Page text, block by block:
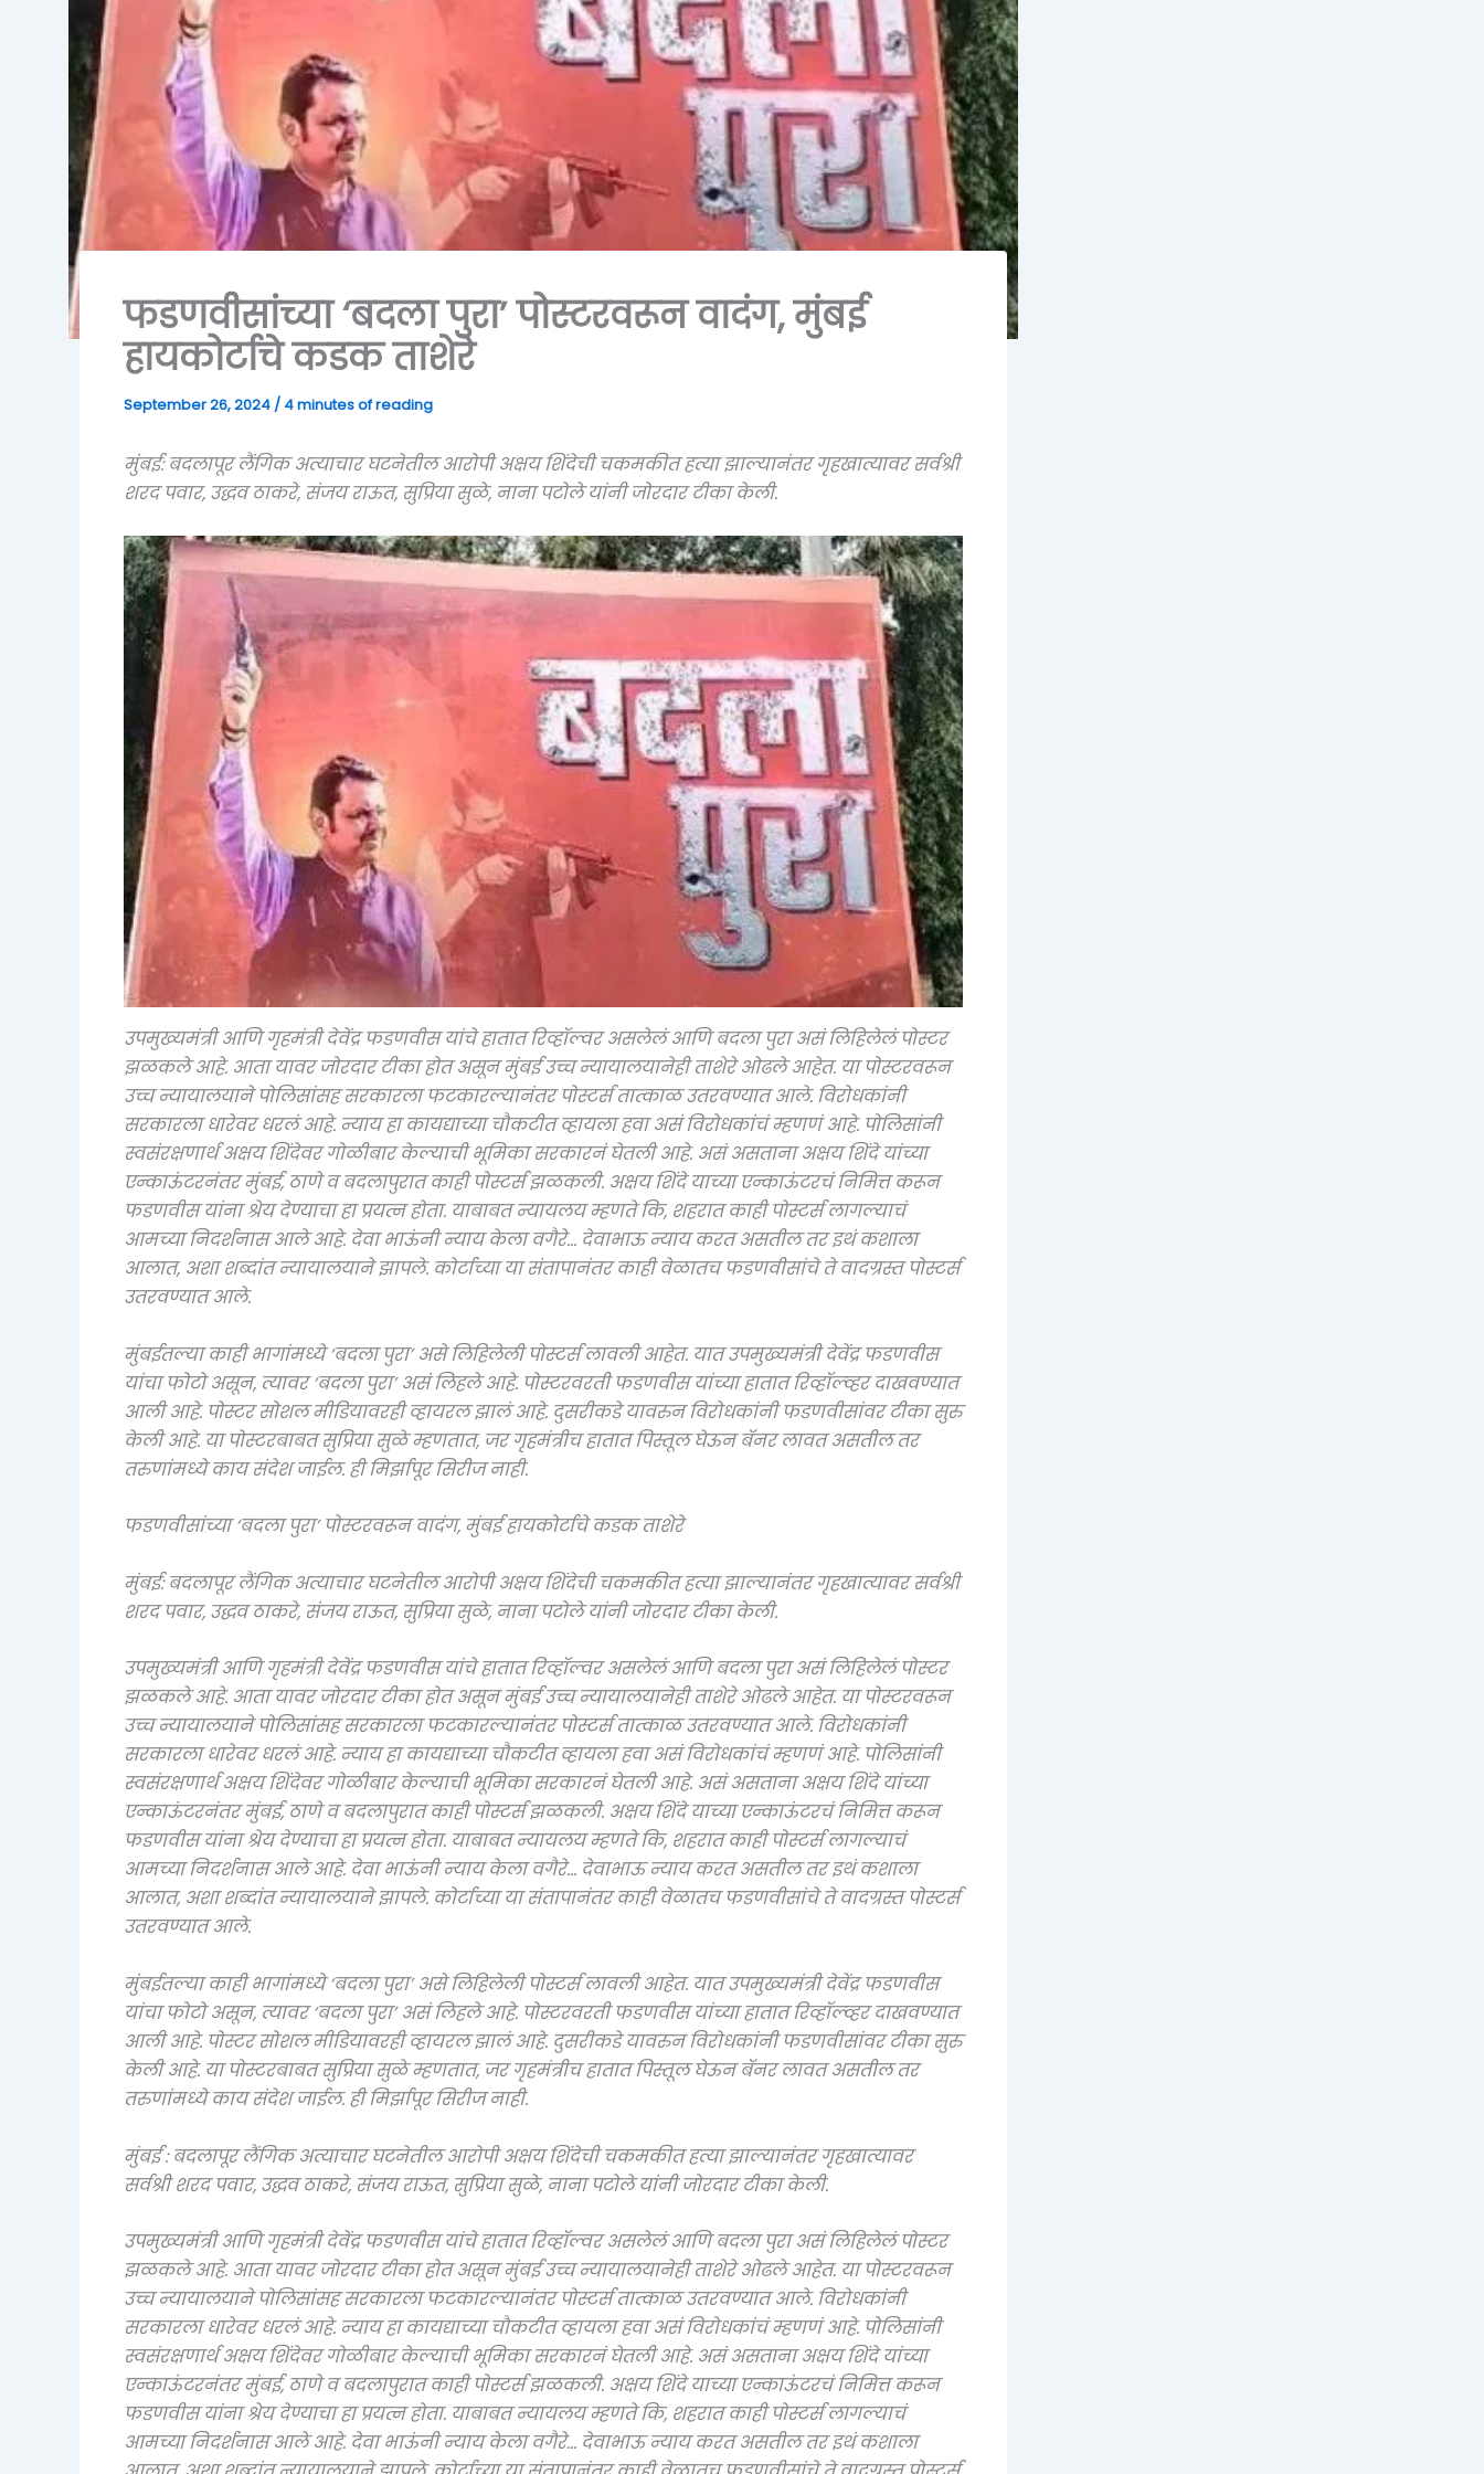
फडणवीसांच्या ‘बदला पुरा’ पोस्टरवरून वादंग, मुंबई
हायकोर्टाचे कडक ताशेरे
September 26, 2024 / 4 minutes of reading
मुंबई: बदलापूर लैंगिक अत्याचार घटनेतील आरोपी अक्षय शिंदेची चकमकीत हत्या झाल्यानंतर गृहखात्यावर सर्वश्री
शरद पवार, उद्धव ठाकरे, संजय राऊत, सुप्रिया सुळे, नाना पटोले यांनी जोरदार टीका केली.
उपमुख्यमंत्री आणि गृहमंत्री देवेंद्र फडणवीस यांचे हातात रिव्हॉल्वर असलेलं आणि बदला पुरा असं लिहिलेलं पोस्टर
झळकले आहे. आता यावर जोरदार टीका होत असून मुंबई उच्च न्यायालयानेही ताशेरे ओढले आहेत. या पोस्टरवरून
उच्च न्यायालयाने पोलिसांसह सरकारला फटकारल्यानंतर पोस्टर्स तात्काळ उतरवण्यात आले. विरोधकांनी
सरकारला धारेवर धरलं आहे. न्याय हा कायद्याच्या चौकटीत व्हायला हवा असं विरोधकांचं म्हणणं आहे. पोलिसांनी
स्वसंरक्षणार्थ अक्षय शिंदेवर गोळीबार केल्याची भूमिका सरकारनं घेतली आहे. असं असताना अक्षय शिंदे यांच्या
एन्काऊंटरनंतर मुंबई, ठाणे व बदलापुरात काही पोस्टर्स झळकली. अक्षय शिंदे याच्या एन्काऊंटरचं निमित्त करून
फडणवीस यांना श्रेय देण्याचा हा प्रयत्न होता. याबाबत न्यायलय म्हणते कि, शहरात काही पोस्टर्स लागल्याचं
आमच्या निदर्शनास आले आहे. देवा भाऊंनी न्याय केला वगैरे… देवाभाऊ न्याय करत असतील तर इथं कशाला
आलात, अशा शब्दांत न्यायालयाने झापले. कोर्टाच्या या संतापानंतर काही वेळातच फडणवीसांचे ते वादग्रस्त पोस्टर्स
उतरवण्यात आले.
मुंबईतल्या काही भागांमध्ये ‘बदला पुरा’ असे लिहिलेली पोस्टर्स लावली आहेत. यात उपमुख्यमंत्री देवेंद्र फडणवीस
यांचा फोटो असून, त्यावर ‘बदला पुरा’ असं लिहले आहे. पोस्टरवरती फडणवीस यांच्या हातात रिव्हॉल्व्हर दाखवण्यात
आली आहे. पोस्टर सोशल मीडियावरही व्हायरल झालं आहे. दुसरीकडे यावरुन विरोधकांनी फडणवीसांवर टीका सुरु
केली आहे. या पोस्टरबाबत सुप्रिया सुळे म्हणतात, जर गृहमंत्रीच हातात पिस्तूल घेऊन बॅनर लावत असतील तर
तरुणांमध्ये काय संदेश जाईल. ही मिर्झापूर सिरीज नाही.
फडणवीसांच्या ‘बदला पुरा’ पोस्टरवरून वादंग, मुंबई हायकोर्टाचे कडक ताशेरे
मुंबई: बदलापूर लैंगिक अत्याचार घटनेतील आरोपी अक्षय शिंदेची चकमकीत हत्या झाल्यानंतर गृहखात्यावर सर्वश्री
शरद पवार, उद्धव ठाकरे, संजय राऊत, सुप्रिया सुळे, नाना पटोले यांनी जोरदार टीका केली.
उपमुख्यमंत्री आणि गृहमंत्री देवेंद्र फडणवीस यांचे हातात रिव्हॉल्वर असलेलं आणि बदला पुरा असं लिहिलेलं पोस्टर
झळकले आहे. आता यावर जोरदार टीका होत असून मुंबई उच्च न्यायालयानेही ताशेरे ओढले आहेत. या पोस्टरवरून
उच्च न्यायालयाने पोलिसांसह सरकारला फटकारल्यानंतर पोस्टर्स तात्काळ उतरवण्यात आले. विरोधकांनी
सरकारला धारेवर धरलं आहे. न्याय हा कायद्याच्या चौकटीत व्हायला हवा असं विरोधकांचं म्हणणं आहे. पोलिसांनी
स्वसंरक्षणार्थ अक्षय शिंदेवर गोळीबार केल्याची भूमिका सरकारनं घेतली आहे. असं असताना अक्षय शिंदे यांच्या
एन्काऊंटरनंतर मुंबई, ठाणे व बदलापुरात काही पोस्टर्स झळकली. अक्षय शिंदे याच्या एन्काऊंटरचं निमित्त करून
फडणवीस यांना श्रेय देण्याचा हा प्रयत्न होता. याबाबत न्यायलय म्हणते कि, शहरात काही पोस्टर्स लागल्याचं
आमच्या निदर्शनास आले आहे. देवा भाऊंनी न्याय केला वगैरे… देवाभाऊ न्याय करत असतील तर इथं कशाला
आलात, अशा शब्दांत न्यायालयाने झापले. कोर्टाच्या या संतापानंतर काही वेळातच फडणवीसांचे ते वादग्रस्त पोस्टर्स
उतरवण्यात आले.
मुंबईतल्या काही भागांमध्ये ‘बदला पुरा’ असे लिहिलेली पोस्टर्स लावली आहेत. यात उपमुख्यमंत्री देवेंद्र फडणवीस
यांचा फोटो असून, त्यावर ‘बदला पुरा’ असं लिहले आहे. पोस्टरवरती फडणवीस यांच्या हातात रिव्हॉल्व्हर दाखवण्यात
आली आहे. पोस्टर सोशल मीडियावरही व्हायरल झालं आहे. दुसरीकडे यावरुन विरोधकांनी फडणवीसांवर टीका सुरु
केली आहे. या पोस्टरबाबत सुप्रिया सुळे म्हणतात, जर गृहमंत्रीच हातात पिस्तूल घेऊन बॅनर लावत असतील तर
तरुणांमध्ये काय संदेश जाईल. ही मिर्झापूर सिरीज नाही.
मुंबई : बदलापूर लैंगिक अत्याचार घटनेतील आरोपी अक्षय शिंदेची चकमकीत हत्या झाल्यानंतर गृहखात्यावर
सर्वश्री शरद पवार, उद्धव ठाकरे, संजय राऊत, सुप्रिया सुळे, नाना पटोले यांनी जोरदार टीका केली.
उपमुख्यमंत्री आणि गृहमंत्री देवेंद्र फडणवीस यांचे हातात रिव्हॉल्वर असलेलं आणि बदला पुरा असं लिहिलेलं पोस्टर
झळकले आहे. आता यावर जोरदार टीका होत असून मुंबई उच्च न्यायालयानेही ताशेरे ओढले आहेत. या पोस्टरवरून
उच्च न्यायालयाने पोलिसांसह सरकारला फटकारल्यानंतर पोस्टर्स तात्काळ उतरवण्यात आले. विरोधकांनी
सरकारला धारेवर धरलं आहे. न्याय हा कायद्याच्या चौकटीत व्हायला हवा असं विरोधकांचं म्हणणं आहे. पोलिसांनी
स्वसंरक्षणार्थ अक्षय शिंदेवर गोळीबार केल्याची भूमिका सरकारनं घेतली आहे. असं असताना अक्षय शिंदे यांच्या
एन्काऊंटरनंतर मुंबई, ठाणे व बदलापुरात काही पोस्टर्स झळकली. अक्षय शिंदे याच्या एन्काऊंटरचं निमित्त करून
फडणवीस यांना श्रेय देण्याचा हा प्रयत्न होता. याबाबत न्यायलय म्हणते कि, शहरात काही पोस्टर्स लागल्याचं
आमच्या निदर्शनास आले आहे. देवा भाऊंनी न्याय केला वगैरे… देवाभाऊ न्याय करत असतील तर इथं कशाला